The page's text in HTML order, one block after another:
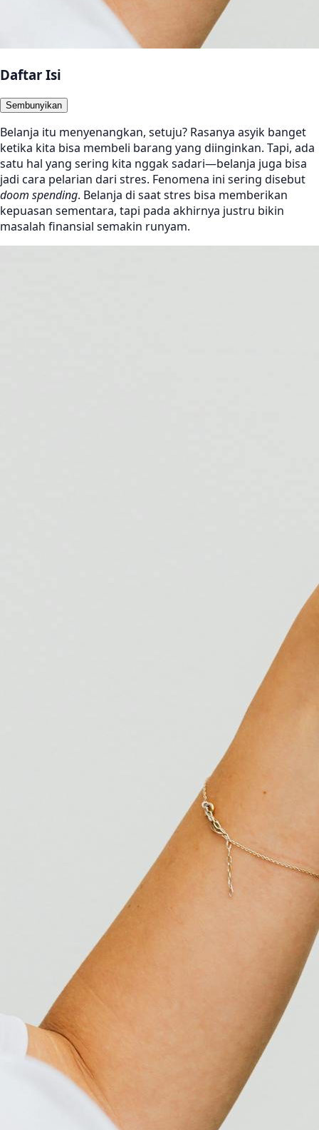
Daftar Isi
Sembunyikan
Belanja itu menyenangkan, setuju? Rasanya asyik banget
ketika kita bisa membeli barang yang diinginkan. Tapi, ada
satu hal yang sering kita nggak sadari—belanja juga bisa
jadi cara pelarian dari stres. Fenomena ini sering disebut
doom spending. Belanja di saat stres bisa memberikan
kepuasan sementara, tapi pada akhirnya justru bikin
masalah finansial semakin runyam.